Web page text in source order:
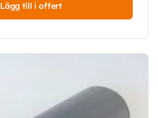
Lägg till i offert